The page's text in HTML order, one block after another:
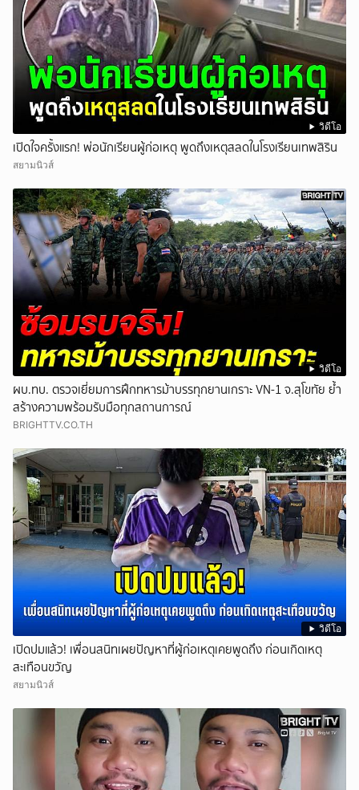
วิดีโอ
เปิดใจครั้งแรก! พ่อนักเรียนผู้ก่อเหตุ พูดถึงเหตุสลดในโรงเรียนเทพสิริน
สยามนิวส์
วิดีโอ
ผบ.ทบ. ตรวจเยี่ยมการฝึกทหารม้าบรรทุกยานเกราะ VN-1 จ.สุโขทัย ย้ำ
สร้างความพร้อมรับมือทุกสถานการณ์
BRIGHTTV.CO.TH
วิดีโอ
เปิดปมแล้ว! เพื่อนสนิทเผยปัญหาที่ผู้ก่อเหตุเคยพูดถึง ก่อนเกิดเหตุ
สะเทือนขวัญ
สยามนิวส์